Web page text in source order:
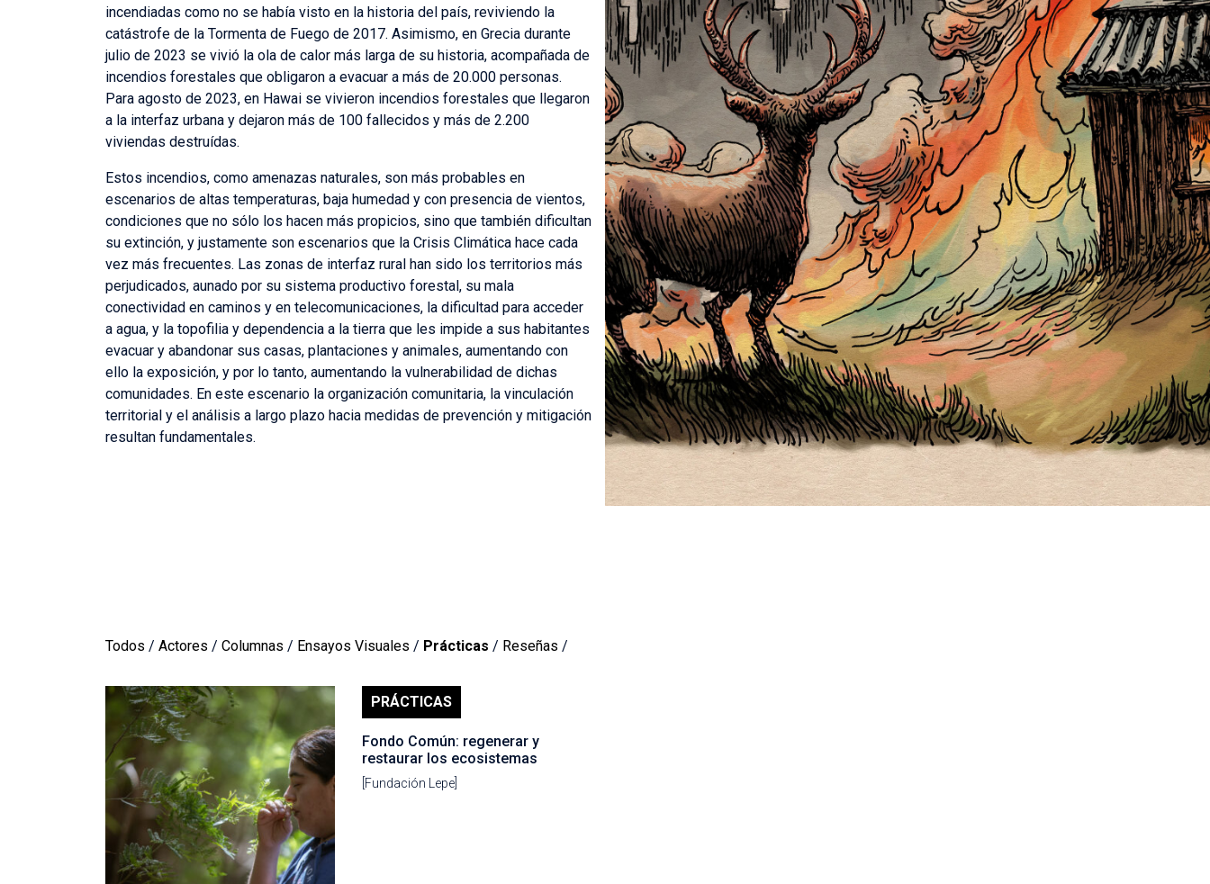
incendiadas como no se había visto en la historia del país, reviviendo la
catástrofe de la Tormenta de Fuego de 2017. Asimismo, en Grecia durante
julio de 2023 se vivió la ola de calor más larga de su historia, acompañada de
incendios forestales que obligaron a evacuar a más de 20.000 personas.
Para agosto de 2023, en Hawai se vivieron incendios forestales que llegaron
a la interfaz urbana y dejaron más de 100 fallecidos y más de 2.200
viviendas destruídas.
Estos incendios, como amenazas naturales, son más probables en
escenarios de altas temperaturas, baja humedad y con presencia de vientos,
condiciones que no sólo los hacen más propicios, sino que también dificultan
su extinción, y justamente son escenarios que la Crisis Climática hace cada
vez más frecuentes. Las zonas de interfaz rural han sido los territorios más
perjudicados, aunado por su sistema productivo forestal, su mala
conectividad en caminos y en telecomunicaciones, la dificultad para acceder
a agua, y la topofilia y dependencia a la tierra que les impide a sus habitantes
evacuar y abandonar sus casas, plantaciones y animales, aumentando con
ello la exposición, y por lo tanto, aumentando la vulnerabilidad de dichas
comunidades. En este escenario la organización comunitaria, la vinculación
territorial y el análisis a largo plazo hacia medidas de prevención y mitigación
resultan fundamentales.
Todos / Actores / Columnas / Ensayos Visuales / Prácticas / Reseñas /
PRÁCTICAS
Fondo Común: regenerar y
restaurar los ecosistemas
[Fundación Lepe]